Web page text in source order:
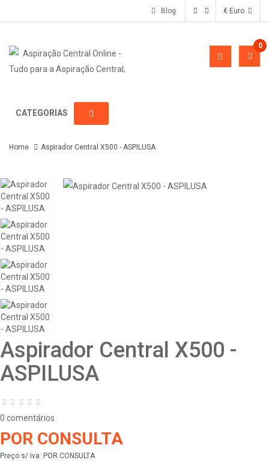
Blog
0
CATEGORIAS
Home Aspirador Central X500 - ASPILUSA
Aspirador Central X500 -
ASPILUSA
0 comentários
POR CONSULTA
Preço s/ iva: POR CONSULTA